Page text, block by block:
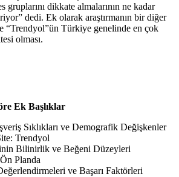
dikkate almalarının ne kadar
dedi. Ek olarak araştırmanın bir diğer
“Trendyol”ün Türkiye genelinde en çok
olması.
Ek Başlıklar
Sıklıkları ve Demografik Değişkenler
Trendyol
Bilinirlik ve Beğeni Düzeyleri
Planda
ve Başarı Faktörleri